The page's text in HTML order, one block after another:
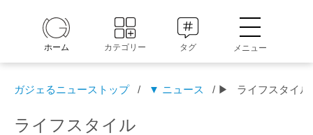
ホーム カテゴリー タグ メニュー
ガジェるニューストップ / ▼ ニュース / ▶ ライフスタイル
ライフスタイル